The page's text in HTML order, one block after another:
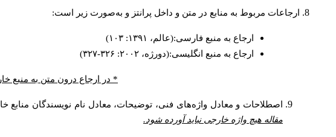
ارجاعات مربوط به منابع در متن و داخل پرانتز و به‌صورت زیر است:
ارجاع به منبع فارسی:(عالم، ۱۳۹۱: ۱۰۳)
ارجاع به منبع انگلیسی:(دورژه، ۲۰۰۲: ۳۲۶-۳۲۷)
* در ارجاع درون متن به منبع
اصطلاحات و معادل واژه‌های فنی، توضیحات، معادل نام نویسندگان
مقاله هیچ واژه خارجی نباید آورده شود.